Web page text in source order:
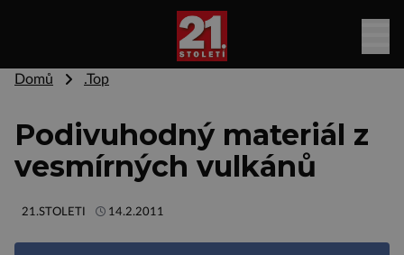
Domů .Top
Podivuhodný materiál z
vesmírných vulkánů
21.STOLETI 14.2.2011